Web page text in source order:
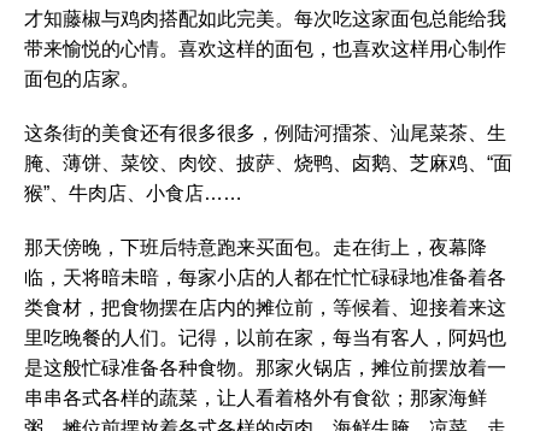
才知藤椒与鸡肉搭配如此完美。每次吃这家面包总能给我
带来愉悦的心情。喜欢这样的面包，也喜欢这样用心制作
面包的店家。
这条街的美食还有很多很多，例陆河擂茶、汕尾菜茶、生
腌、薄饼、菜饺、肉饺、披萨、烧鸭、卤鹅、芝麻鸡、“面
猴”、牛肉店、小食店……
那天傍晚，下班后特意跑来买面包。走在街上，夜幕降
临，天将暗未暗，每家小店的人都在忙忙碌碌地准备着各
类食材，把食物摆在店内的摊位前，等候着、迎接着来这
里吃晚餐的人们。记得，以前在家，每当有客人，阿妈也
是这般忙碌准备各种食物。那家火锅店，摊位前摆放着一
串串各式各样的蔬菜，让人看着格外有食欲；那家海鲜